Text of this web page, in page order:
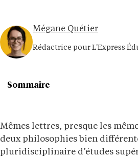
Mégane Quétier
Rédactrice pour L'Express
Mêmes lettres, presque les
deux philosophies bien
pluridisciplinaire d’études
Sommaire